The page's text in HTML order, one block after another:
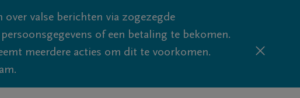
valse berichten via zogezegde
of een betaling te bekomen.
meerdere acties om dit te voorkomen.